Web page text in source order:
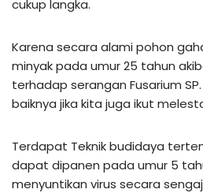
cukup langka.
Karena secara alami pohon
minyak pada umur 25 tahun
terhadap serangan Fusarium
baiknya jika kita juga ikut
Terdapat Teknik budidaya
dapat dipanen pada umur 5
menyuntikan virus secara